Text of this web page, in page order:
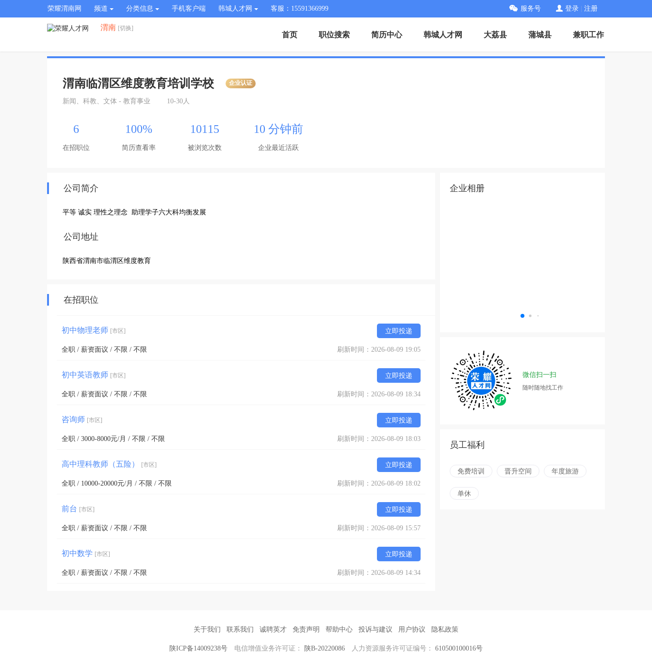
荣耀渭南网 频道 分类信息 手机客户端 韩城人才网 客服：15591366999 服务号 登录 注册
渭南 [切换]
首页 职位搜索 简历中心 韩城人才网 大荔县 蒲城县 兼职工作
渭南临渭区维度教育培训学校 企业认证
新闻、科教、文体 - 教育事业 10-30人
6
在招职位
100%
简历查看率
10115
被浏览次数
10 分钟前
企业最近活跃
公司简介
平等 诚实 理性之理念  助理学子六大科均衡发展
公司地址
陕西省渭南市临渭区维度教育
在招职位
初中物理老师 [市区] 立即投递
全职 / 薪资面议 / 不限 / 不限 刷新时间：2026-08-09 19:05
初中英语教师 [市区] 立即投递
全职 / 薪资面议 / 不限 / 不限 刷新时间：2026-08-09 18:34
咨询师 [市区] 立即投递
全职 / 3000-8000元/月 / 不限 / 不限 刷新时间：2026-08-09 18:03
高中理科教师（五险） [市区] 立即投递
全职 / 10000-20000元/月 / 不限 / 不限 刷新时间：2026-08-09 18:02
前台 [市区] 立即投递
全职 / 薪资面议 / 不限 / 不限 刷新时间：2026-08-09 15:57
初中数学 [市区] 立即投递
全职 / 薪资面议 / 不限 / 不限 刷新时间：2026-08-09 14:34
企业相册
微信扫一扫
随时随地找工作
员工福利
免费培训 晋升空间 年度旅游
单休
关于我们 联系我们 诚聘英才 免责声明 帮助中心 投诉与建议 用户协议 隐私政策
陕ICP备14009238号 电信增值业务许可证： 陕B-20220086 人力资源服务许可证编号： 610500100016号